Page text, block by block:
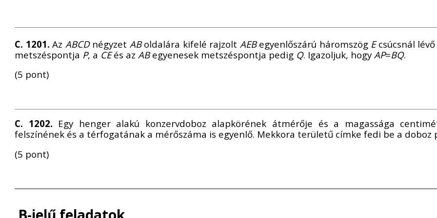
C. 1201. Az ABCDnégyzet ABoldalára kifelé rajzolt AEBegyenlőszárú háromszög Ecsúcsnál
metszéspontja P, a CEés az ABegyenesek metszéspontja pedig Q. Igazoljuk, hogy AP=BQ.
(5 pont)
C. 1202. Egy henger alakú konzervdoboz alapkörének átmérője és a magassága
felszínének és a térfogatának a mérőszáma is egyenlő. Mekkora területű címke fedi be a doboz
(5 pont)